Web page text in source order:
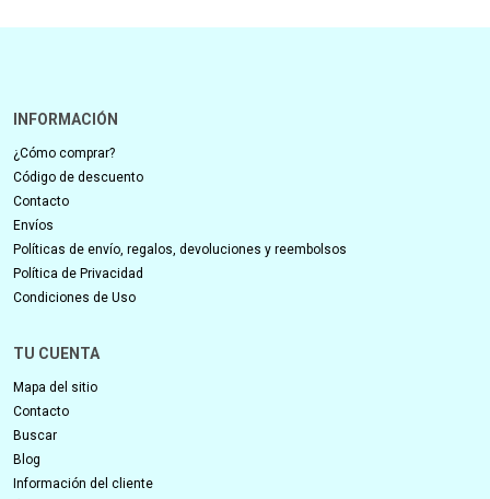
INFORMACIÓN
¿Cómo comprar?
Código de descuento
Contacto
Envíos
Políticas de envío, regalos, devoluciones y reembolsos
Política de Privacidad
Condiciones de Uso
TU CUENTA
Mapa del sitio
Contacto
Buscar
Blog
Información del cliente